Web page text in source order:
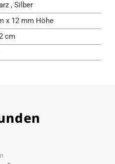
, Silber
x 12 mm Höhe
cm